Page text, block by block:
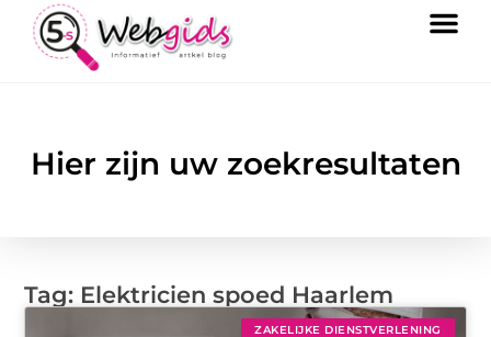
Hier zijn uw zoekresultaten
Tag: Elektricien spoed Haarlem
ZAKELIJKE DIENSTVERLENING